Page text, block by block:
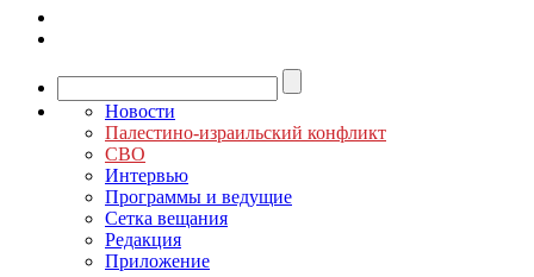
Новости
Палестино-израильский конфликт
СВО
Интервью
Программы и ведущие
Сетка вещания
Редакция
Приложение